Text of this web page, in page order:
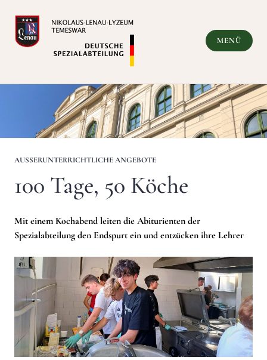
Inhalt
springen
Deutsche Spezialabteilung
MENÜ
AUSSERUNTERRICHTLICHE ANGEBOTE
100 Tage, 50 Köche
Mit einem Kochabend leiten die Abiturienten der
Spezialabteilung den Endspurt ein und entzücken ihre Lehrer